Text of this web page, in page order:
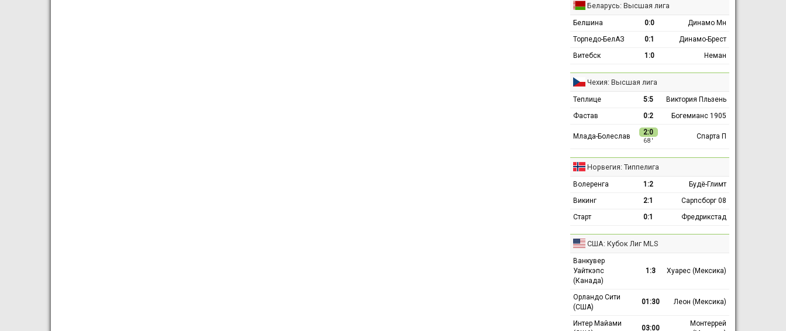
Беларусь: Высшая лига
Белшина 0:0
Динамо Мн
Торпедо-БелАЗ
0:1
Динамо-Брест
Витебск
1:0 Неман
Чехия: Высшая лига
Теплице 5:5
Виктория Пльзень
Фастав
0:2 Богемианс 1905
Млада-Болеслав 2:0
68 ′
Спарта П
Норвегия: Типпелига
Волеренга 1:2
Будё-Глимт
Викинг
2:1
Сарпсборг 08
Старт
0:1 Фредрикстад
США: Кубок Лиг MLS
Ванкувер
Уайткэпс
(Канада)
1:3 Хуарес (Мексика)
Орландо Сити
(США)
01:30 Леон (Мексика)
Интер Майами
03:00
Монтеррей